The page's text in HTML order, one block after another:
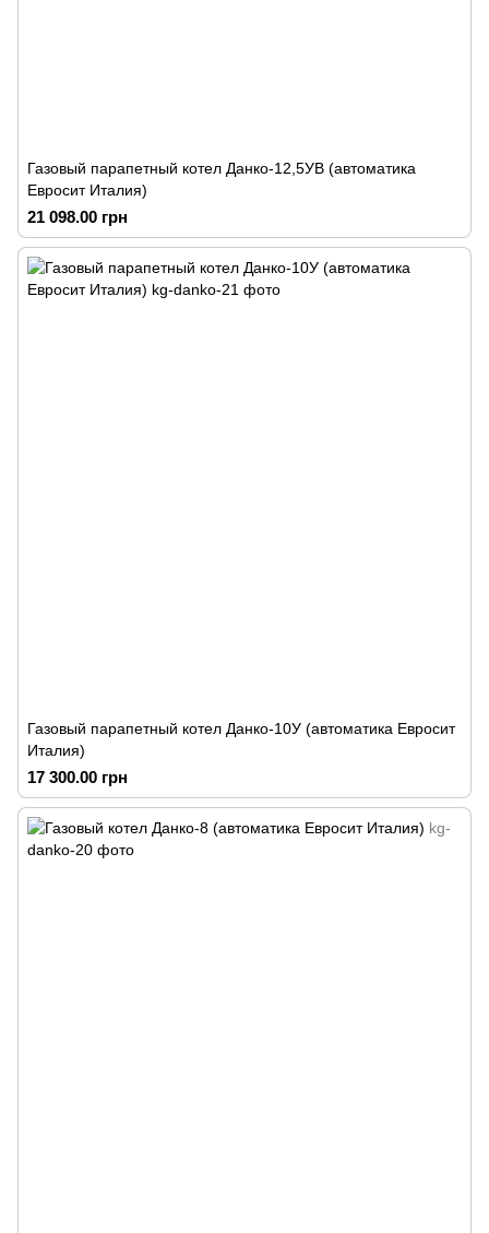
Газовый парапетный котел Данко-12,5УВ (автоматика
Евросит Италия)
21 098.00 грн
Газовый парапетный котел Данко-10У (автоматика Евросит
Италия)
17 300.00 грн